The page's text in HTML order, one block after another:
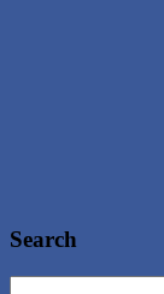
Search